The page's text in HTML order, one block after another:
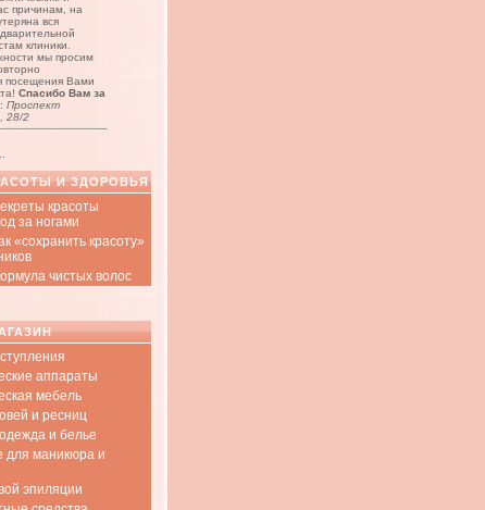
причинам, на
вся
клиники.
мы просим
посещения Вами
Спасибо Вам за
Проспект
28/2
И ЗДОРОВЬЯ
красоты
за ногами
«сохранить красоту»
чистых волос
аппараты
мебель
и ресниц
и белье
для маникюра и
эпиляции